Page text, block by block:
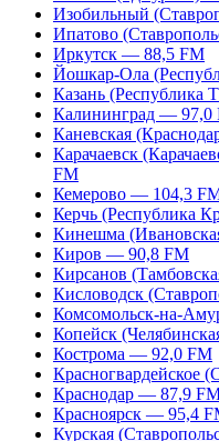
Изобильный
Ипатово
Иркутск — 88,5 FM
Йошкар-Ола
Казань (Республика
Калининград — 97,0
Каневская
Карачаевск
FM
Кемерово — 104,3
Керчь (Республика
Кинешма
Киров — 90,8 FM
Кирсанов
Кисловодск
Комсомольск-на-
Копейск
Кострома — 92,0 FM
Красногвардейское
Краснодар — 87,9
Красноярск — 95,4
Курская